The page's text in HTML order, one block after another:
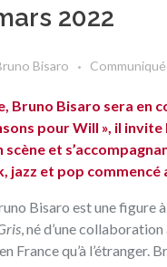
2022
Bisaro
Bisaro sera en
pour Will », ‬il
et
et pop commencé
Bisaro est une figure
, ‬né d’une
‬France qu’à l’étranger‭.